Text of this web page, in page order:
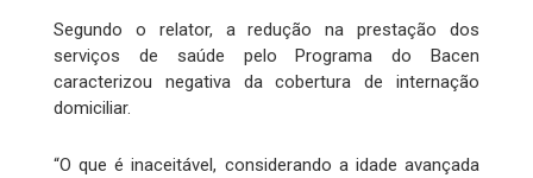
Segundo o relator, a redução na prestação dos
serviços de saúde pelo Programa do Bacen
caracterizou negativa da cobertura de internação
domiciliar.
“O que é inaceitável, considerando a idade avançada